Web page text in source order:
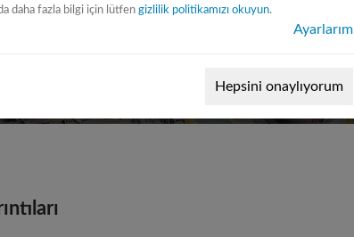
daha fazla bilgi için lütfen gizlilik politikamızı okuyun.
Ayarlarım
Hepsini onaylıyorum